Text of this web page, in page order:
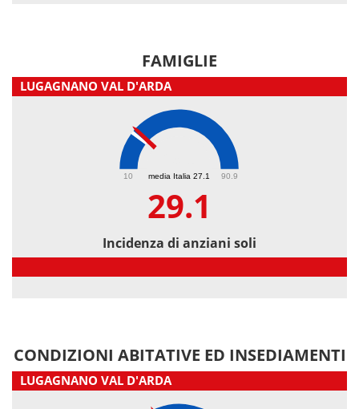
FAMIGLIE
LUGAGNANO VAL D'ARDA
media Italia 27.1
10 90.9
29.1
Incidenza di anziani soli
CONDIZIONI ABITATIVE ED INSEDIAMENTI
LUGAGNANO VAL D'ARDA